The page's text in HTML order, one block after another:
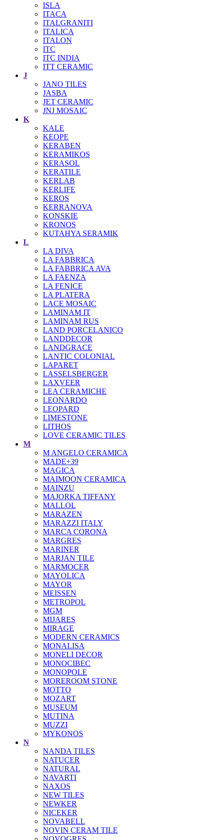
ISLA
ITACA
ITALGRANITI
ITALICA
ITALON
ITC
ITC INDIA
ITT CERAMIC
J
JANO TILES
JASBA
JET CERAMIC
JNJ MOSAIC
K
KALE
KEOPE
KERABEN
KERAMIKOS
KERASOL
KERATILE
KERLAB
KERLIFE
KEROS
KERRANOVA
KONSKIE
KRONOS
KUTAHYA SERAMIK
L
LA DIVA
LA FABBRICA
LA FABBRICA AVA
LA FAENZA
LA FENICE
LA PLATERA
LACE MOSAIC
LAMINAM IT
LAMINAM RUS
LAND PORCELANICO
LANDDECOR
LANDGRACE
LANTIC COLONIAL
LAPARET
LASSELSBERGER
LAXVEER
LEA CERAMICHE
LEONARDO
LEOPARD
LIMESTONE
LITHOS
LOVE CERAMIC TILES
M
M ANGELO CERAMICA
MADE+39
MAGICA
MAIMOON CERAMICA
MAINZU
MAJORKA TIFFANY
MALLOL
MARAZEN
MARAZZI ITALY
MARCA CORONA
MARGRES
MARINER
MARJAN TILE
MARMOCER
MAYOLICA
MAYOR
MEISSEN
METROPOL
MGM
MIJARES
MIRAGE
MODERN CERAMICS
MONALISA
MONELI DECOR
MONOCIBEC
MONOPOLE
MOREROOM STONE
MOTTO
MOZART
MUSEUM
MUTINA
MUZZI
MYKONOS
N
NANDA TILES
NATUCER
NATURAL
NAVARTI
NAXOS
NEW TILES
NEWKER
NICEKER
NOVABELL
NOVIN CERAM TILE